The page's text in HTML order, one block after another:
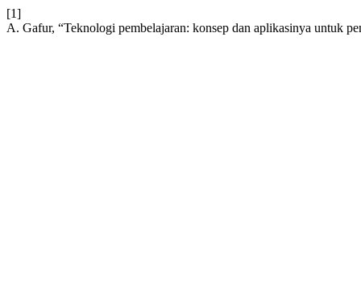
[1]
A. Gafur, “Teknologi pembelajaran: konsep dan aplikasinya untuk